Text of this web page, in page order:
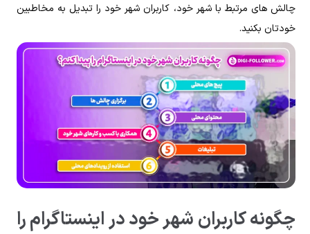
چالش های مرتبط با شهر خود، کاربران شهر خود را تبدیل به مخاطبین
خودتان بکنید.
چگونه کاربران شهر خود در اینستاگرام را